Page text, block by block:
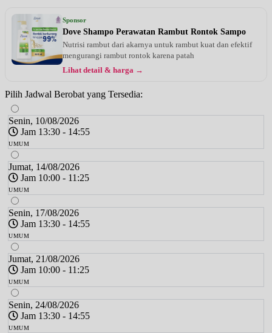
Sponsor
Dove Shampo Perawatan Rambut Rontok Sampo
Nutrisi rambut dari akarnya untuk rambut kuat dan efektif
mengurangi rambut rontok karena patah
Lihat detail & harga →
Pilih Jadwal Berobat yang Tersedia:
Senin, 10/08/2026
Jam 13:30 - 14:55
UMUM
Jumat, 14/08/2026
Jam 10:00 - 11:25
UMUM
Senin, 17/08/2026
Jam 13:30 - 14:55
UMUM
Jumat, 21/08/2026
Jam 10:00 - 11:25
UMUM
Senin, 24/08/2026
Jam 13:30 - 14:55
UMUM